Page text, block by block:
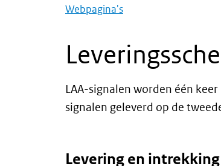
Webpagina's
LAA-signalen worden één
signalen geleverd op de
Levering en